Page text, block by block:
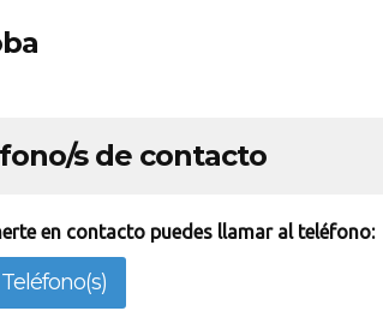
s de contacto
en contacto puedes llamar al teléfono: